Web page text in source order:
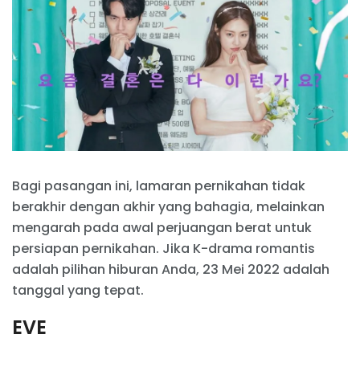
Bagi pasangan ini, lamaran pernikahan tidak
berakhir dengan akhir yang bahagia, melainkan
mengarah pada awal perjuangan berat untuk
persiapan pernikahan. Jika K-drama romantis
adalah pilihan hiburan Anda, 23 Mei 2022 adalah
tanggal yang tepat.
EVE